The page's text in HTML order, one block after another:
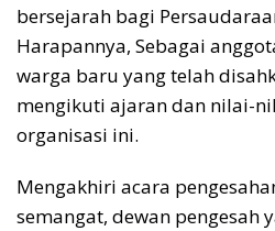
bersejarah bagi
Harapannya, Sebagai
warga baru yang telah
mengikuti ajaran dan nilai-
organisasi ini.
Mengakhiri acara
semangat, dewan pengesah